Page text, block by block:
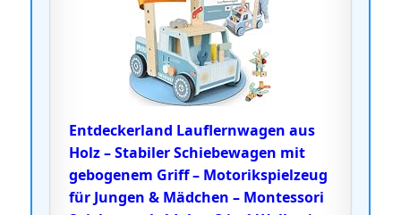
Entdeckerland Lauflernwagen aus
Holz – Stabiler Schiebewagen mit
gebogenem Griff – Motorikspielzeug
für Jungen & Mädchen – Montessori